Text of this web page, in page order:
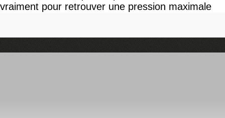
vraiment pour retrouver une pression maximale